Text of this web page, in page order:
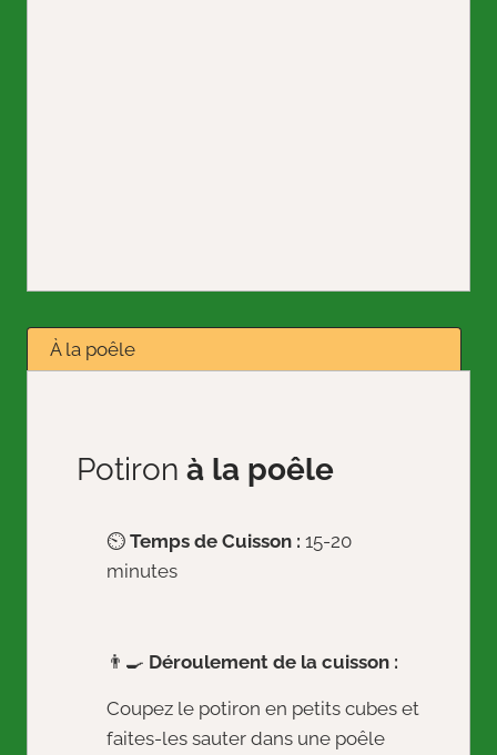
À la poêle
Potiron à la poêle
⏲️ Temps de Cuisson : 15-20
minutes
👨‍🍳 Déroulement de la cuisson :
Coupez le potiron en petits cubes et
faites-les sauter dans une poêle